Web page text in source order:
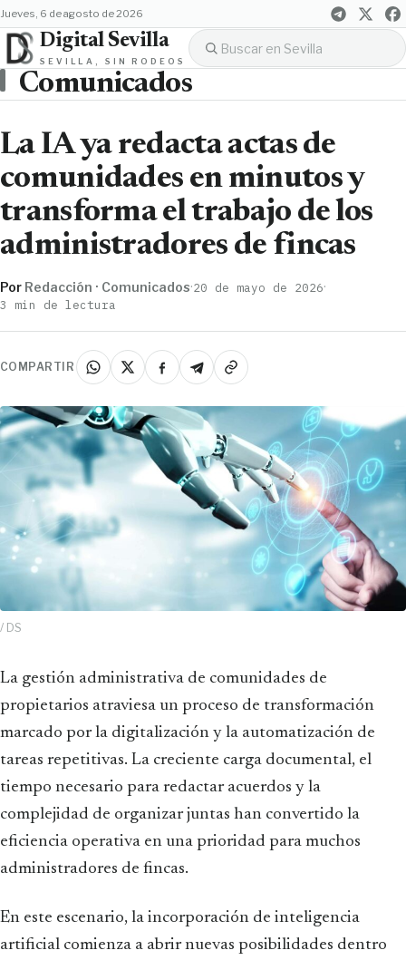
jueves, 6 de agosto de 2026
Digital Sevilla
SEVILLA, SIN RODEOS
Comunicados
La IA ya redacta actas de
comunidades en minutos y
transforma el trabajo de los
administradores de fincas
Por Redacción · Comunicados·20 de mayo de 2026·
3 min de lectura
COMPARTIR
/ DS
La gestión administrativa de comunidades de
propietarios atraviesa un proceso de transformación
marcado por la digitalización y la automatización de
tareas repetitivas. La creciente carga documental, el
tiempo necesario para redactar acuerdos y la
complejidad de organizar juntas han convertido la
eficiencia operativa en una prioridad para muchos
administradores de fincas.
En este escenario, la incorporación de inteligencia
artificial comienza a abrir nuevas posibilidades dentro